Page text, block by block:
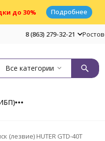
до 30% Подробнее
8 (863) 279-32-21
Все категории
(лезвие) HUTER GTD-40T